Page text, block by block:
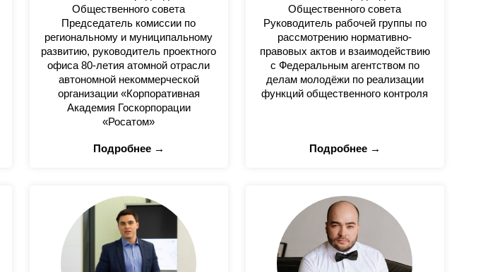
Общественного совета
Председатель комиссии по
региональному и муниципальному
развитию, руководитель проектного
офиса 80-летия атомной отрасли
автономной некоммерческой
организации «Корпоративная
Академия Госкорпорации
«Росатом»
Подробнее →
Общественного совета
Руководитель рабочей группы по
рассмотрению нормативно-
правовых актов и взаимодействию
с Федеральным агентством по
делам молодёжи по реализации
функций общественного контроля
Подробнее →